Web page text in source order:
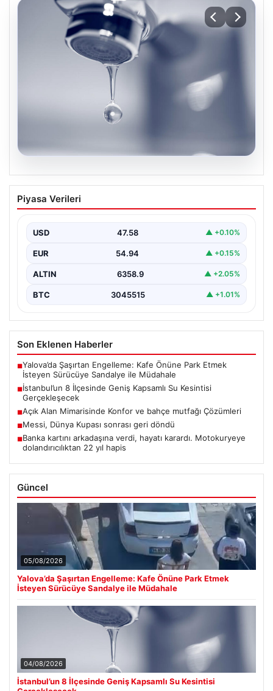
İstanbul’un 8 İlçesinde Geniş Kapsamlı
Su Kesintisi Gerçekleşecek
önemli altyapı yenileme çalışmaları kapsamında şehrin…
Piyasa Verileri
USD 47.58 ▲ +0.10%
EUR 54.94 ▲ +0.15%
ALTIN 6358.9 ▲ +2.05%
BTC 3045515 ▲ +1.01%
Son Eklenen Haberler
■Yalova’da Şaşırtan Engelleme: Kafe Önüne Park Etmek
İsteyen Sürücüye Sandalye ile Müdahale
■İstanbul’un 8 İlçesinde Geniş Kapsamlı Su Kesintisi
Gerçekleşecek
■Açık Alan Mimarisinde Konfor ve bahçe mutfağı Çözümleri
■Messi, Dünya Kupası sonrası geri döndü
■Banka kartını arkadaşına verdi, hayatı karardı. Motokuryeye
dolandırıcılıktan 22 yıl hapis
Güncel
05/08/2026
Yalova’da Şaşırtan Engelleme: Kafe Önüne Park Etmek
İsteyen Sürücüye Sandalye ile Müdahale
04/08/2026
İstanbul’un 8 İlçesinde Geniş Kapsamlı Su Kesintisi